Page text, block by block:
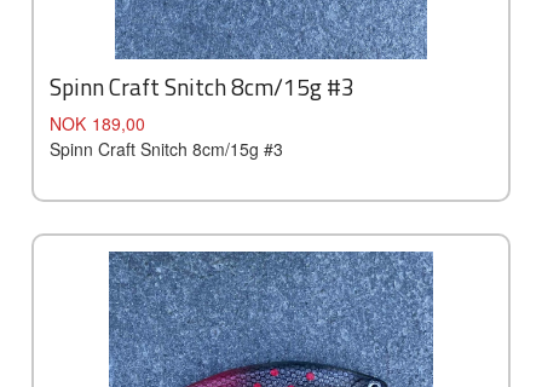
Spinn Craft Snitch 8cm/15g #3
Pris
NOK 189,00
Spinn Craft Snitch 8cm/15g #3